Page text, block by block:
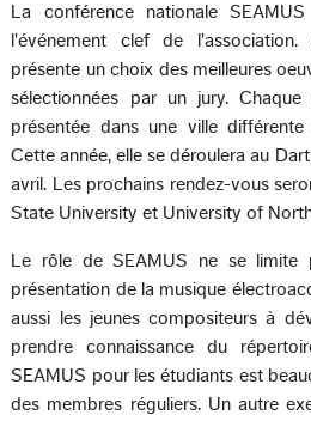
La conférence nationale
l'événement clef de l'association.
présente un choix des meilleures
sélectionnées par un jury.
présentée dans une ville
Cette année, elle se déroulera au
avril. Les prochains rendez-vous
State University et University of
Le rôle de SEAMUS ne se
présentation de la musique
aussi les jeunes compositeurs à
prendre connaissance du
SEAMUS pour les étudiants est
des membres réguliers. Un autre